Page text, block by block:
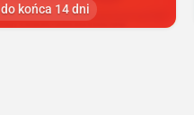
do końca 14 dni